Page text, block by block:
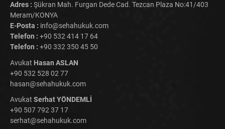
Adres : Şükran Mah. Furgan Dede Cad. Tezcan Plaza No:41/403
Meram/KONYA
E-Posta : info@sehahukuk.com
Telefon : +90 532 414 17 64
Telefon : +90 332 350 45 50
Avukat Hasan ASLAN
+90 532 528 02 77
hasan@sehahukuk.com
Avukat Serhat YÖNDEMLİ
+90 507 792 37 17
serhat@sehahukuk.com